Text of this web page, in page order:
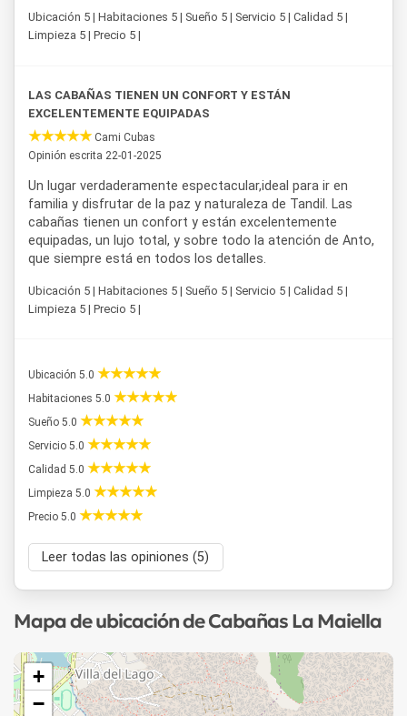
Ubicación 5 | Habitaciones 5 | Sueño 5 | Servicio 5 | Calidad 5 |
Limpieza 5 | Precio 5 |
LAS CABAÑAS TIENEN UN CONFORT Y ESTÁN
EXCELENTEMENTE EQUIPADAS
Cami Cubas
Opinión escrita 22-01-2025
Un lugar verdaderamente espectacular,ideal para ir en
familia y disfrutar de la paz y naturaleza de Tandil. Las
cabañas tienen un confort y están excelentemente
equipadas, un lujo total, y sobre todo la atención de Anto,
que siempre está en todos los detalles.
Ubicación 5 | Habitaciones 5 | Sueño 5 | Servicio 5 | Calidad 5 |
Limpieza 5 | Precio 5 |
Ubicación 5.0
Habitaciones 5.0
Sueño 5.0
Servicio 5.0
Calidad 5.0
Limpieza 5.0
Precio 5.0
Leer todas las opiniones (5)
Mapa de ubicación de Cabañas La Maiella
+
−